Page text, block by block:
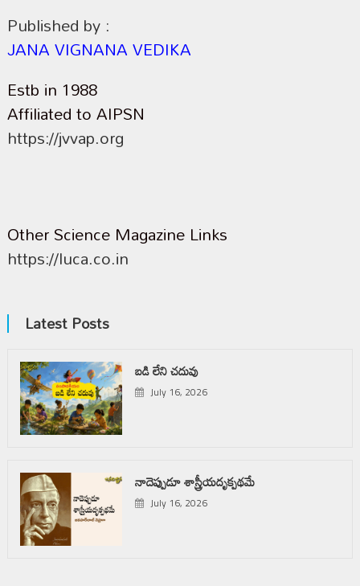
Published by :
JANA VIGNANA VEDIKA
Estb in 1988
Affiliated to AIPSN
https://jvvap.org
Other Science Magazine Links
https://luca.co.in
Latest Posts
బడి లేని చదువు
July 16, 2026
నాదెప్పుడూ శాస్త్రీయదృక్పథమే
July 16, 2026